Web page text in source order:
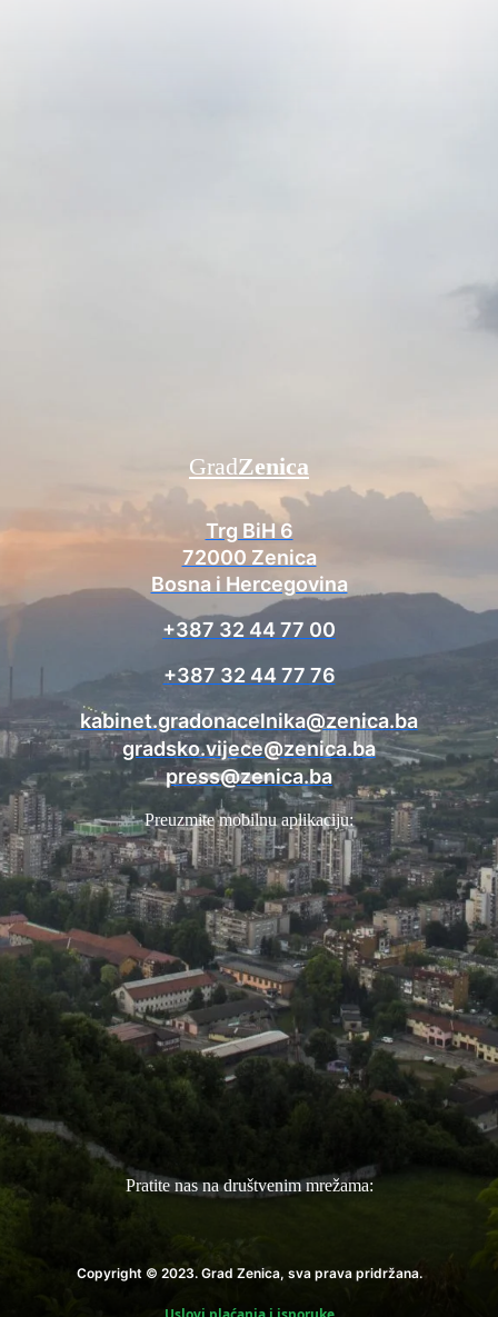
Trg BiH 6
72000 Zenica
Bosna i Hercegovina
+387 32 44 77 00
+387 32 44 77 76
kabinet.gradonacelnika@zenica.ba
gradsko.vijece@zenica.ba
press@zenica.ba
GradZenica
Preuzmite mobilnu aplikaciju:
Pratite nas na društvenim mrežama:
Copyright © 2023. Grad Zenica, sva prava pridržana.